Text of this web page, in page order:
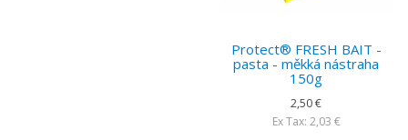
Protect® FRESH BAIT -
pasta - měkká nástraha
150g
2,50 €
Ex Tax: 2,03 €